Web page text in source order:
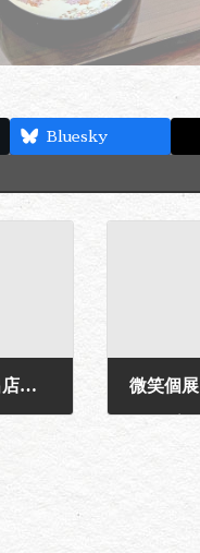
Bluesky
サッポロ モノ ヴィレッジ2026 春に出店いたします